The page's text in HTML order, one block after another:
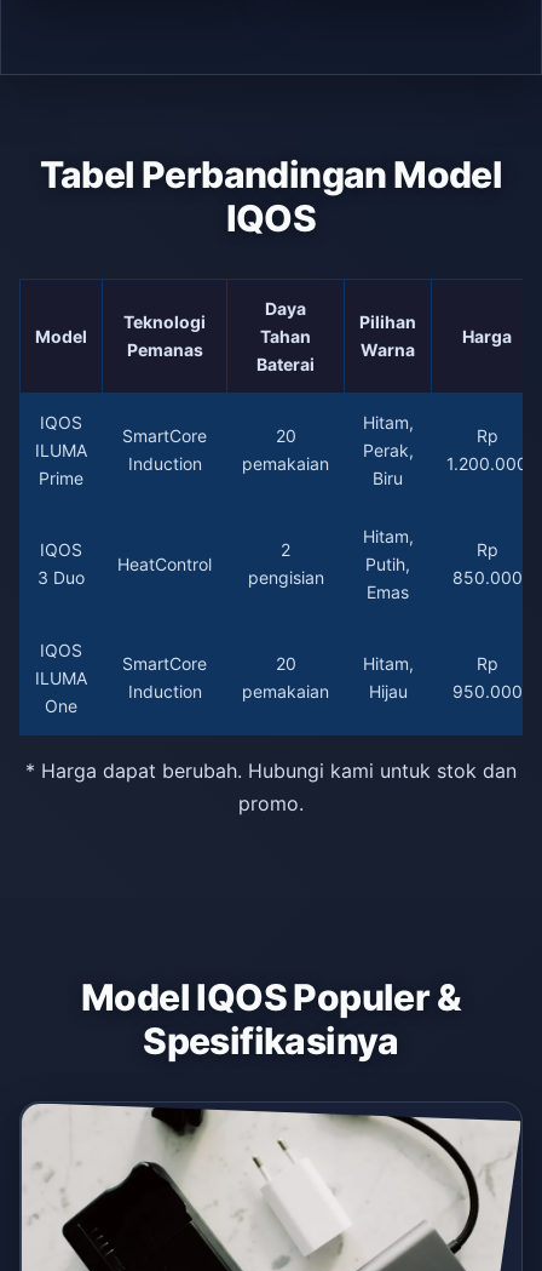
Tabel Perbandingan Model
IQOS
Model
Teknologi
Pemanas
Daya
Tahan
Baterai
Pilihan
Warna
Harga
IQOS
ILUMA
Prime
SmartCore
Induction
20
pemakaian
Hitam,
Perak,
Biru
Rp
1.200.000
IQOS
3 Duo
HeatControl
2
pengisian
Hitam,
Putih,
Emas
Rp
850.000
IQOS
ILUMA
One
SmartCore
Induction
20
pemakaian
Hitam,
Hijau
Rp
950.000
* Harga dapat berubah. Hubungi kami untuk stok dan
promo.
Model IQOS Populer &
Spesifikasinya